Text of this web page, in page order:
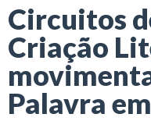
Circuitos
Criação
Palavra